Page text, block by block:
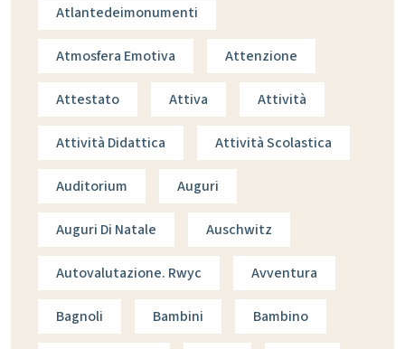
Atlantedeimonumenti
Atmosfera Emotiva Attenzione
Attestato Attiva Attività
Attività Didattica Attività Scolastica
Auditorium Auguri
Auguri Di Natale Auschwitz
Autovalutazione. Rwyc Avventura
Bagnoli Bambini Bambino